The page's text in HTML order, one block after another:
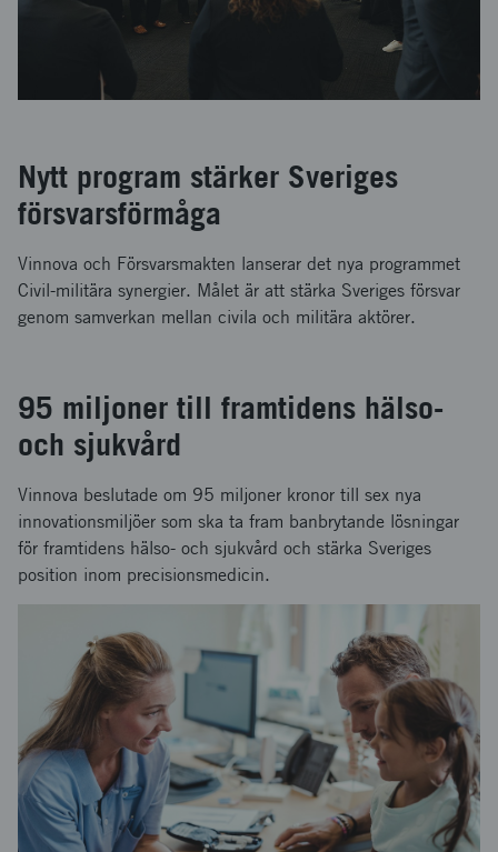
Nytt program stärker Sveriges
försvarsförmåga
Vinnova och Försvarsmakten lanserar det nya programmet
Civil-militära synergier. Målet är att stärka Sveriges försvar
genom samverkan mellan civila och militära aktörer.
95 miljoner till framtidens hälso-
och sjukvård
Vinnova beslutade om 95 miljoner kronor till sex nya
innovationsmiljöer som ska ta fram banbrytande lösningar
för framtidens hälso- och sjukvård och stärka Sveriges
position inom precisionsmedicin.